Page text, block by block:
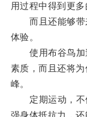
用过程中得到更多
而且还能够带
体验。
使用布谷鸟加
素质，而且还将
峰。
定期运动，不